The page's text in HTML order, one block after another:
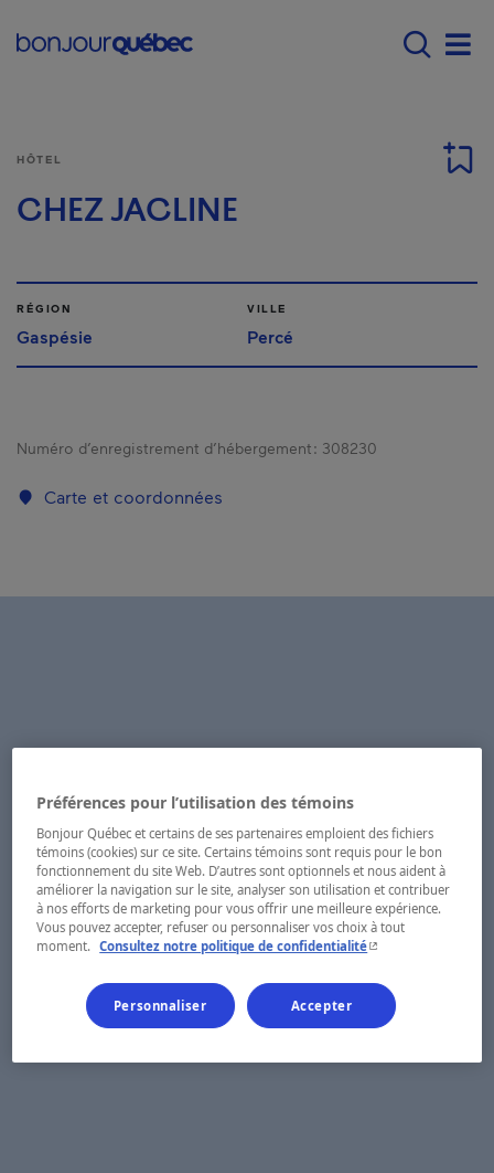
Main navigation -
HÔTEL
CHEZ JACLINE
RÉGION
Gaspésie
VILLE
Percé
Numéro d’enregistrement d’hébergement : 308230
Carte et coordonnées
Préférences pour l’utilisation des témoins
Bonjour Québec et certains de ses partenaires emploient des fichiers
témoins (cookies) sur ce site. Certains témoins sont requis pour le bon
fonctionnement du site Web. D’autres sont optionnels et nous aident à
améliorer la navigation sur le site, analyser son utilisation et contribuer
à nos efforts de marketing pour vous offrir une meilleure expérience.
Vous pouvez accepter, refuser ou personnaliser vos choix à tout
moment.
Consultez notre politique de confidentialité- Cet hyperlien
Personnaliser Accepter